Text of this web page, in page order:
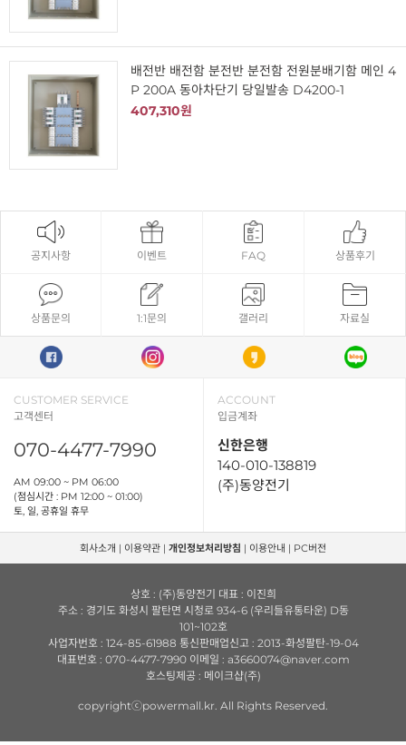
배전반 배전함 분전반 분전함 전원분배기함 메인 4
P 200A 동아차단기 당일발송 D4200-1
407,310원
공지사항 이벤트 FAQ 상품후기
상품문의 1:1문의 갤러리 자료실
CUSTOMER SERVICE
고객센터
070-4477-7990
AM 09:00 ~ PM 06:00
(점심시간 : PM 12:00 ~ 01:00)
토, 일, 공휴일 휴무
ACCOUNT
입금계좌
신한은행
140-010-138819
(주)동양전기
회사소개 | 이용약관 | 개인정보처리방침 | 이용안내 | PC버전
상호 : (주)동양전기 대표 : 이진희
주소 : 경기도 화성시 팔탄면 시청로 934-6 (우리들유통타운) D동
101~102호
사업자번호 : 124-85-61988 통신판매업신고 : 2013-화성팔탄-19-04
대표번호 : 070-4477-7990 이메일 : a3660074@naver.com
호스팅제공 : 메이크샵(주)
copyrightⓒpowermall.kr. All Rights Reserved.